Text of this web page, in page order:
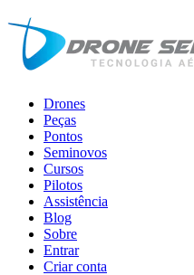
Drones
Peças
Pontos
Seminovos
Cursos
Pilotos
Assistência
Blog
Sobre
Entrar
Criar conta